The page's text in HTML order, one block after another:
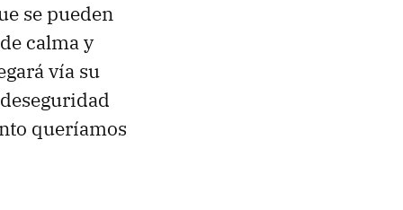
se pueden
calma y
vía su
queríamos